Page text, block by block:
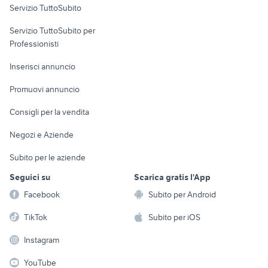
Informatica
Console e
Fotografia
Telefonia
Biciclette
Servizio TuttoSubito
Servizio TuttoSubito per
Professionisti
Inserisci annuncio
Promuovi annuncio
Consigli per la vendita
Negozi e Aziende
Subito per le aziende
Seguici su
Facebook
TikTok
Instagram
YouTube
Scarica gratis l'App
Subito per Android
Subito per iOS